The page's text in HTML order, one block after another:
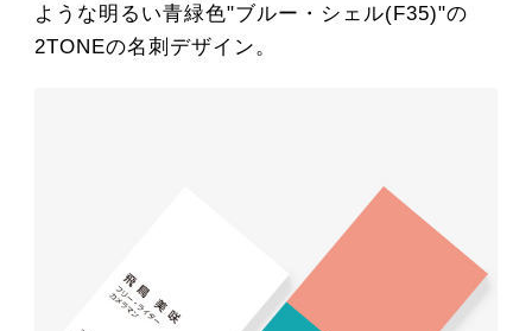
ような明るい青緑色"ブルー・シェル(F35)"の
2TONEの名刺デザイン。